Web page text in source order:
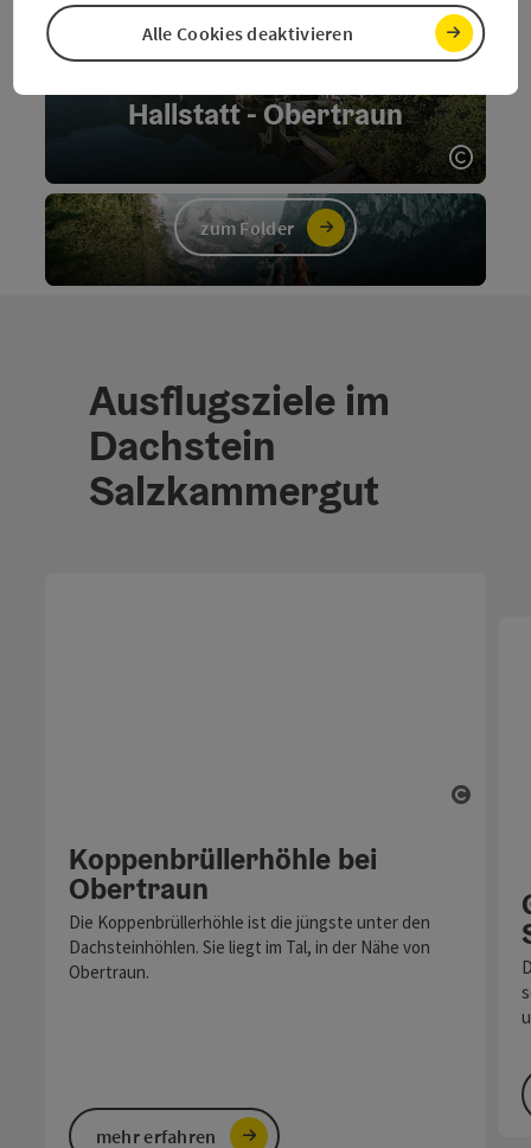
Hallstatt - Obertraun
Salzkammergut Shuttle-Service
zum Folder
Ausflugsziele im
Dachstein
Salzkammergut
Koppenbrüllerhöhle bei
Obertraun
Die Koppenbrüllerhöhle ist die jüngste unter den
Dachsteinhöhlen. Sie liegt im Tal, in der Nähe von
Obertraun.
mehr erfahren
Alle Cookies deaktivieren